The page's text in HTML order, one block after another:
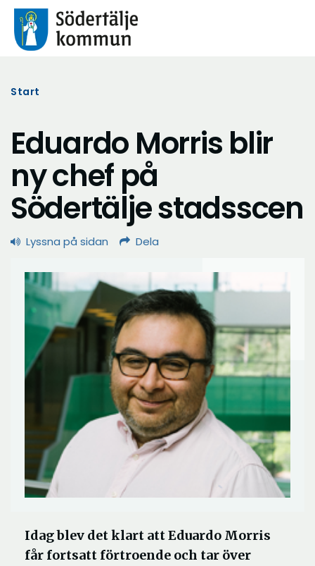
Start
Eduardo Morris blir
ny chef på
Södertälje stadsscen
Lyssna på sidan Dela
Idag blev det klart att Eduardo Morris
får fortsatt förtroende och tar över